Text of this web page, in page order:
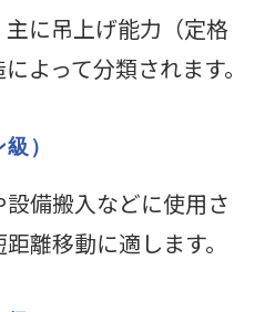
に吊上げ能力（定格
よって分類されます。
）
備搬入などに使用さ
離移動に適します。